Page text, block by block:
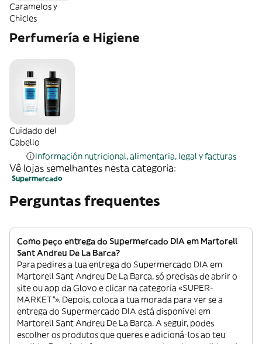
Caramelos y
Chicles
Perfumería e Higiene
Cuidado del
Cabello
Información nutricional, alimentaria, legal y facturas
Vê lojas semelhantes nesta categoria:
Supermercado
Perguntas frequentes
Como peço entrega do Supermercado DIA em Martorell
Sant Andreu De La Barca?
Para pedires a tua entrega do Supermercado DIA em
Martorell Sant Andreu De La Barca, só precisas de abrir o
site ou app da Glovo e clicar na categoria «SUPER-
MARKET”». Depois, coloca a tua morada para ver se a
entrega do Supermercado DIA está disponível em
Martorell Sant Andreu De La Barca. A seguir, podes
escolher os produtos que queres e adicioná-los ao teu